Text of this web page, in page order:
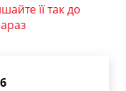
її так до